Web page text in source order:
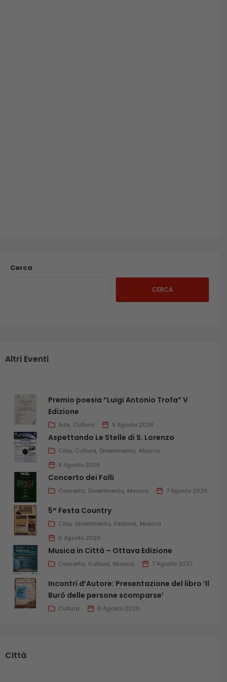
Cerca
CERCA
Altri Eventi
Premio poesia “Luigi Antonio Trofa” V
Edizione
Arte Cultura 9 Agosto 2026
Aspettando Le Stelle di S. Lorenzo
Cibo Cultura Divertimento Musica
8 Agosto 2026
Concerto dei Folli
Concerto Divertimento Musica 7 Agosto 2026
5° Festa Country
Cibo Divertimento Festival Musica
6 Agosto 2026
Musica in Città – Ottava Edizione
Concerto Cultura Musica 7 Agosto 2027
Incontri d’Autore: Presentazione del libro ‘Il
Buró delle persone scomparse’
Cultura 6 Agosto 2026
Città